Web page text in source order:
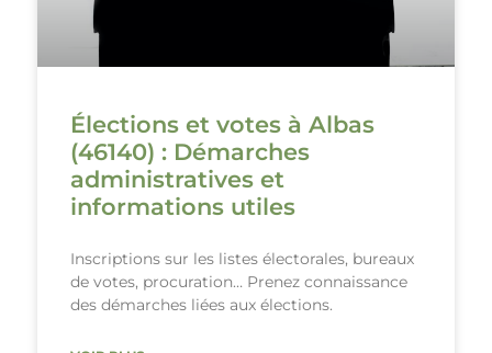
Élections et votes à Albas
(46140) : Démarches
administratives et
informations utiles
Inscriptions sur les listes électorales, bureaux
de votes, procuration… Prenez connaissance
des démarches liées aux élections.